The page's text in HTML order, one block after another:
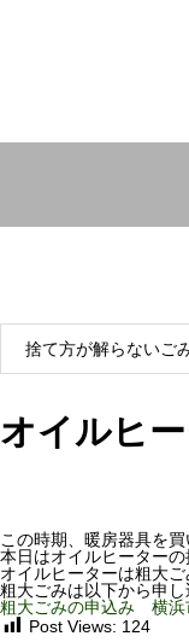
捨て方が解らないご
オイルヒ
この時期、暖房器具を
本日はオイルヒーターの
オイルヒーターは粗大ご
粗大ごみは以下から申し
粗大ごみの申込み 横浜
Post Views: 124